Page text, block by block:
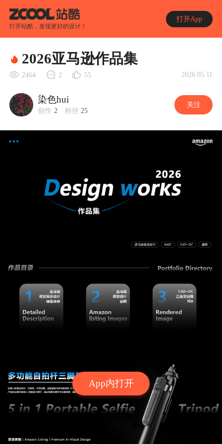
打开站酷，发现更好的设计！
打开App
App内打开
2026亚马逊作品集
2464 2 55 2026.05.11
染色hui
创作 2 粉丝 25
关注